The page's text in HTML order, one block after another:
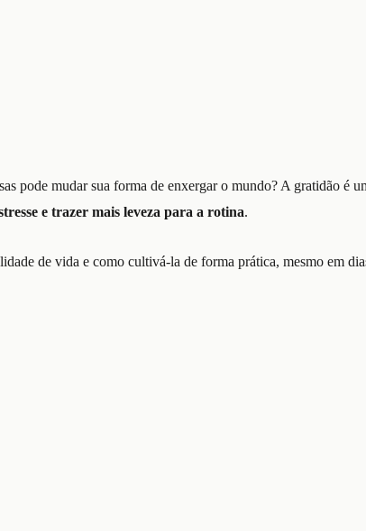
pode mudar sua forma de enxergar o mundo? A gratidão é
e trazer mais leveza para a rotina.
de vida e como cultivá-la de forma prática, mesmo em